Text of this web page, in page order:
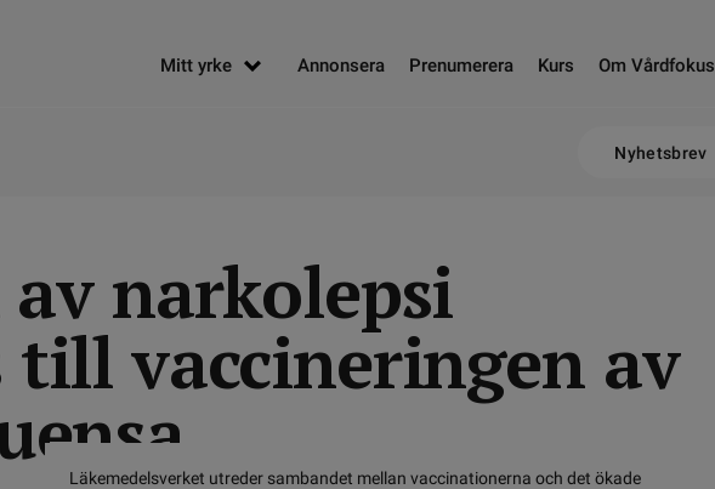
Mitt yrke Annonsera Prenumerera Kurs Om Vårdfokus
Nyhetsbrev
narkolepsi
till vaccineringen av
Läkemedelsverket utreder sambandet mellan vaccinationerna och det ökade